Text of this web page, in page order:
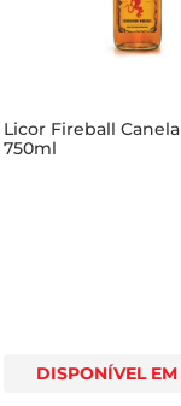
Licor Fireball Canela
750ml
DISPONÍVEL EM